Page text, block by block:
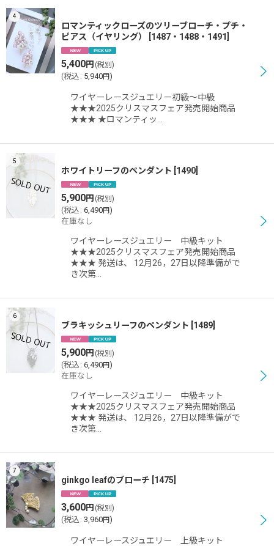
4
ロマンティックローズのツリーブローチ・プチ・
ピアス（イヤリング）
1487・1488・1491
5,400円 (税別)
(税込 : 5,940円)
ワイヤーレースジュエリー初級〜中級
★★★2025クリスマスフェア発売開始商品
★★★ ★ロマンティッ…
5
ホワイトリーフのペンダント 1490
5,900円 (税別)
(税込 : 6,490円)
在庫なし
ワイヤーレースジュエリー 中級キット
★★★2025クリスマスフェア発売開始商品
★★★ 発送は、 12月26，27日以降準備がで
き次第…
6
ブラキッシュリーフのペンダント 1489
5,900円 (税別)
(税込 : 6,490円)
在庫なし
ワイヤーレースジュエリー 中級キット
★★★2025クリスマスフェア発売開始商品
★★★ 発送は、 12月26，27日以降準備がで
き次第…
7
ginkgo leafのブローチ 1475
3,600円 (税別)
(税込 : 3,960円)
ワイヤーレースジュエリー 上級キット